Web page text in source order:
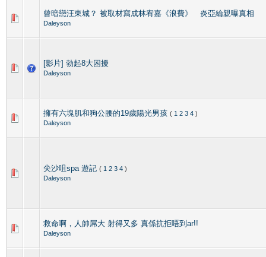
曾暗戀汪東城？ 被取材寫成林宥嘉《浪費》 炎亞綸親曝真相
Daleyson
[影片] 勃起8大困擾
Daleyson
擁有六塊肌和狗公腰的19歲陽光男孩 ( 1 2 3 4 )
Daleyson
尖沙咀spa 遊記 ( 1 2 3 4 )
Daleyson
救命啊，人帥屌大 射得又多 真係抗拒唔到ar!!
Daleyson